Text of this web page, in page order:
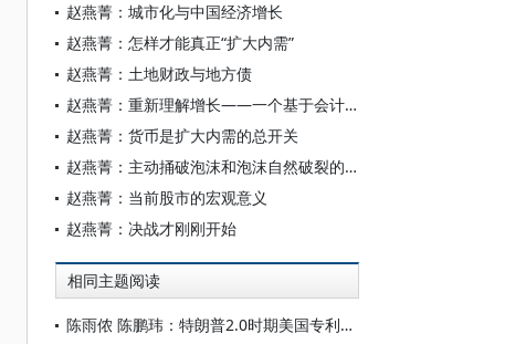
赵燕菁：城市化与中国经济增长
赵燕菁：怎样才能真正“扩大内需”
赵燕菁：土地财政与地方债
赵燕菁：重新理解增长——一个基于会计学的宏观经济模型
赵燕菁：货币是扩大内需的总开关
赵燕菁：主动捅破泡沫和泡沫自然破裂的后果一样吗？
赵燕菁：当前股市的宏观意义
赵燕菁：决战才刚刚开始
相同主题阅读
陈雨侬 陈鹏玮：特朗普2.0时期美国专利制度的“武器化”演进与中国应对